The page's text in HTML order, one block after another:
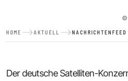
©
HOME AKTUELL NACHRICHTENFEED
Der deutsche Satelliten-